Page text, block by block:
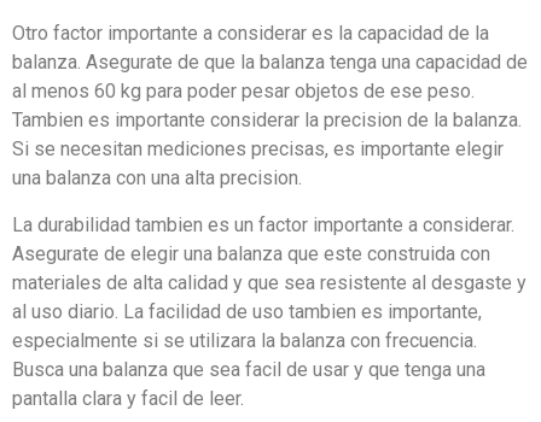
Otro factor importante a considerar es la capacidad de la
balanza. Asegurate de que la balanza tenga una capacidad de
al menos 60 kg para poder pesar objetos de ese peso.
Tambien es importante considerar la precision de la balanza.
Si se necesitan mediciones precisas, es importante elegir
una balanza con una alta precision.
La durabilidad tambien es un factor importante a considerar.
Asegurate de elegir una balanza que este construida con
materiales de alta calidad y que sea resistente al desgaste y
al uso diario. La facilidad de uso tambien es importante,
especialmente si se utilizara la balanza con frecuencia.
Busca una balanza que sea facil de usar y que tenga una
pantalla clara y facil de leer.